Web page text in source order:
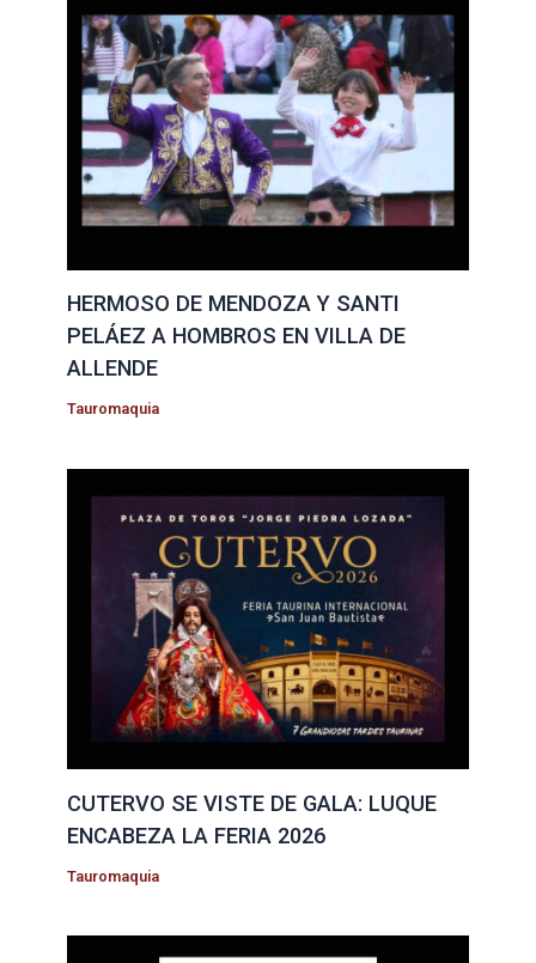
HERMOSO DE MENDOZA Y SANTI
PELÁEZ A HOMBROS EN VILLA DE
ALLENDE
Tauromaquia
CUTERVO SE VISTE DE GALA: LUQUE
ENCABEZA LA FERIA 2026
Tauromaquia